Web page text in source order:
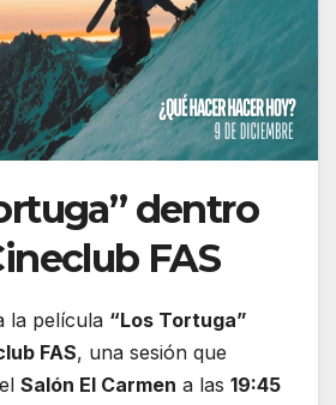
dentro
FAS
la película “Los Tortuga”
FAS, una sesión que
Salón El Carmen a las 19:45